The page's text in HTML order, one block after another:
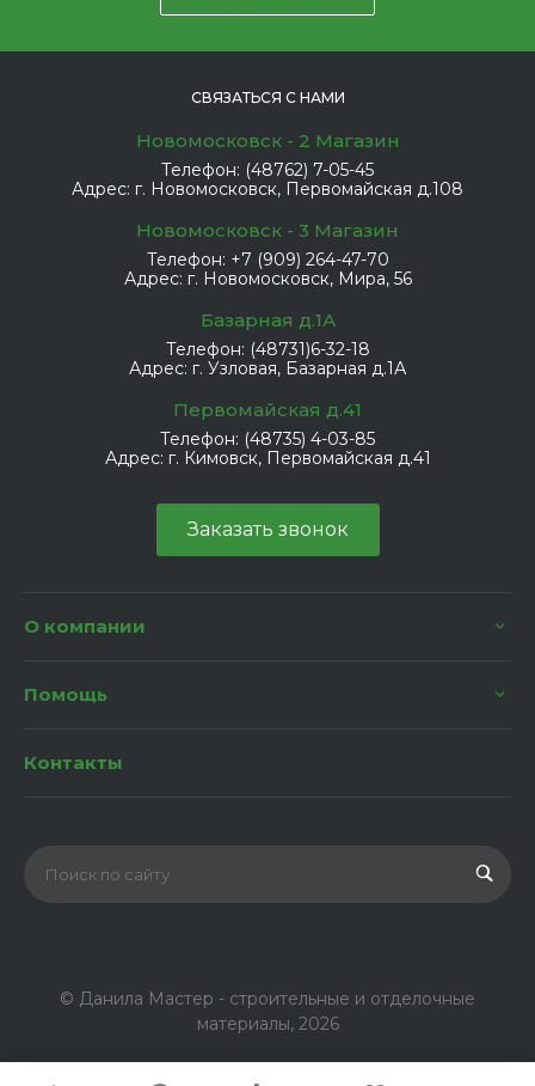
СВЯЗАТЬСЯ С НАМИ
Новомосковск - 2 Магазин
Телефон: (48762) 7-05-45
Адрес: г. Новомосковск, Первомайская д.108
Новомосковск - 3 Магазин
Телефон: +7 (909) 264-47-70
Адрес: г. Новомосковск, Мира, 56
Базарная д.1А
Телефон: (48731)6-32-18
Адрес: г. Узловая, Базарная д.1А
Первомайская д.41
Телефон: (48735) 4-03-85
Адрес: г. Кимовск, Первомайская д.41
Заказать звонок
О компании
Помощь
Контакты
© Данила Мастер - строительные и отделочные
материалы, 2026